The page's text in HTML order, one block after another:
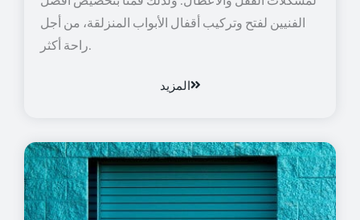
الفنيين لفتح وتركيب أقفال الأبواب المنزلقة، من أجل
راحة أكثر.
المزيد